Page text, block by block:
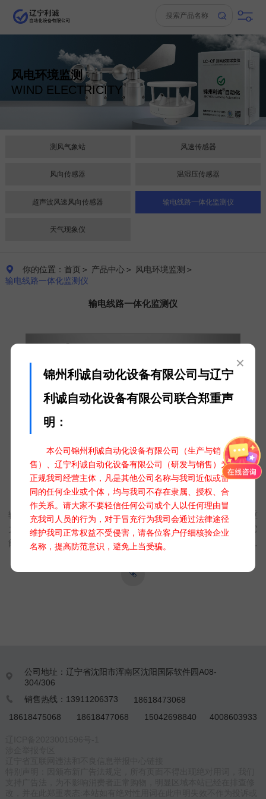
×
锦州利诚自动化设备有限公司与辽宁
利诚自动化设备有限公司联合郑重声
明：
本公司锦州利诚自动化设备有限公司（生产与销
售）、辽宁利诚自动化设备有限公司（研发与销售）为
正规我司经营主体，凡是其他公司名称与我司近似或雷
同的任何企业或个体，均与我司不存在隶属、授权、合
作关系。请大家不要轻信任何公司或个人以任何理由冒
充我司人员的行为，对于冒充行为我司会通过法律途径
维护我司正常权益不受侵害，请各位客户仔细核验企业
名称，提高防范意识，避免上当受骗。
风电环境监测
WIND ELECTRICITY
测风气象站 风速传感器
风向传感器 温湿压传感器
超声波风速风向传感器 输电线路一体化监测仪
天气现象仪
 你的位置：首页 ＞ 产品中心＞ 风电环境监测 ＞
输电线路一体化监测仪
输电线路一体化监测仪
输电线路一体化监测仪
输电线路微气象监测系统解决方案是基于气象、热力、电场、重
力等领域所开展的综合环境监测、采集、预测及预警等业务。它
能够保障对输电线路周边环境数据、状况及频次进行一线记录，
性的优选手段。

公司地址：辽宁省沈阳市浑南区沈阳国际软件园A08-
304/306
 销售热线：13911206373
18618473068
18618475068
18618477068 15042698840 4008603933